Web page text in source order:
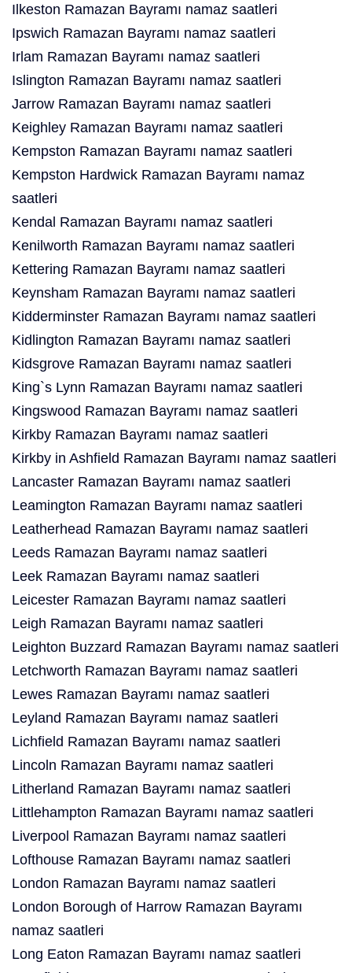
Ilkeston Ramazan Bayramı namaz saatleri
Ipswich Ramazan Bayramı namaz saatleri
Irlam Ramazan Bayramı namaz saatleri
Islington Ramazan Bayramı namaz saatleri
Jarrow Ramazan Bayramı namaz saatleri
Keighley Ramazan Bayramı namaz saatleri
Kempston Ramazan Bayramı namaz saatleri
Kempston Hardwick Ramazan Bayramı namaz
saatleri
Kendal Ramazan Bayramı namaz saatleri
Kenilworth Ramazan Bayramı namaz saatleri
Kettering Ramazan Bayramı namaz saatleri
Keynsham Ramazan Bayramı namaz saatleri
Kidderminster Ramazan Bayramı namaz saatleri
Kidlington Ramazan Bayramı namaz saatleri
Kidsgrove Ramazan Bayramı namaz saatleri
King`s Lynn Ramazan Bayramı namaz saatleri
Kingswood Ramazan Bayramı namaz saatleri
Kirkby Ramazan Bayramı namaz saatleri
Kirkby in Ashfield Ramazan Bayramı namaz saatleri
Lancaster Ramazan Bayramı namaz saatleri
Leamington Ramazan Bayramı namaz saatleri
Leatherhead Ramazan Bayramı namaz saatleri
Leeds Ramazan Bayramı namaz saatleri
Leek Ramazan Bayramı namaz saatleri
Leicester Ramazan Bayramı namaz saatleri
Leigh Ramazan Bayramı namaz saatleri
Leighton Buzzard Ramazan Bayramı namaz saatleri
Letchworth Ramazan Bayramı namaz saatleri
Lewes Ramazan Bayramı namaz saatleri
Leyland Ramazan Bayramı namaz saatleri
Lichfield Ramazan Bayramı namaz saatleri
Lincoln Ramazan Bayramı namaz saatleri
Litherland Ramazan Bayramı namaz saatleri
Littlehampton Ramazan Bayramı namaz saatleri
Liverpool Ramazan Bayramı namaz saatleri
Lofthouse Ramazan Bayramı namaz saatleri
London Ramazan Bayramı namaz saatleri
London Borough of Harrow Ramazan Bayramı
namaz saatleri
Long Eaton Ramazan Bayramı namaz saatleri